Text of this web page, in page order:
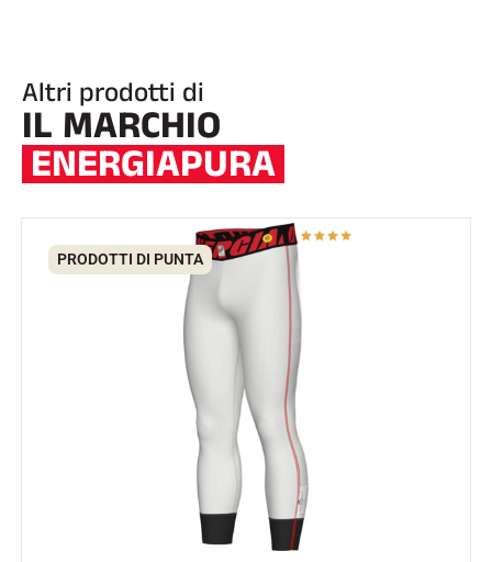
SCI SU TUTTI I TERRENI
SCI DI FONDO
Altri prodotti di
IL MARCHIO
ENERGIAPURA
PRODOTTI DI PUNTA